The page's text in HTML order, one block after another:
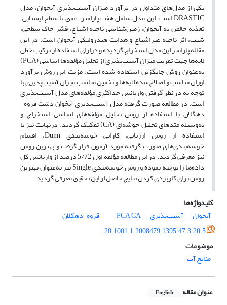
یکی از مدل‌های متداول در برآورد میزان آسیب‌پذیری آبخوان، مدل
DRASTIC است. این مدل شامل هفت پارامتر، عمق تا سطح ایستابی،
تغذیه خالص به آبخوان، زمین‌شناسی ناحیه اشباع، قشر خاک سطحی،
شیب، اثر ناحیه غیراشباع و هدایت هیدرولیکی آبخوان است. در این
مقاله پارامتر این مدل استخراج گردیده و درازای استفاده از ترکیب خطی
لایه‌ها جهت تقریب میزان آسیب‌پذیری از تحلیل مؤلفه‌ها اساسی (PCA)
به‌عنوان روش جایگزین استفاده شده است. مزیت این روش برآورد
اوزان مناسب و اصلاح‌شده لایه‌ها و تخمین مناسب میزان آسیب‌پذیری با
توجه به در نظر گرفتن واریانس حداکثری مؤلفه‌های مدل آسیب‌پذیری
است. در مطالعه صورت گرفته مدل آسیب‌پذیری آبخوان دشت قروه-
دهگلان با استفاده از روش تحلیل مؤلفه‌های اساسی استخراج و
به‌وسیله متدهای تحلیل خوشه‌ای (CA) تفکیک گردید. درنهایت نیز با
استفاده از روش ارزیابی، کارایی خوشه‌بندی Dunn، اقسام
خوشه‌بندی‌های صورت گرفته مورد آزمون قرار گرفت و بهترین روش
نیز معرفی گردید. در این مطالعه مؤلفه اول 5/72 درصد از واریانس کل
داده‌ها را توجیه نموده و روش خوشه‌بندی Single نیز به‌عنوان بهترین
روش برای کاربردی کردن نتایج حاصل از این تحقیق معرفی گردید.
کلیدواژه‌ها
آبخوان
آسیب‌پذیری PCACA
قروه-دهگلان
20.1001.1.2008479.1395.47.3.20.5
موضوعات
منابع آب
عنوان مقاله English